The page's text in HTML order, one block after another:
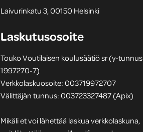
Laivurinkatu 3, 00150 Helsinki
Laskutusosoite
Touko Voutilaisen koulusäätiö sr (y-tunnus
1997270-7)
Verkkolaskuosoite: 003719972707
Välittäjän tunnus: 003723327487 (Apix)
Mikäli et voi lähettää laskua verkkolaskuna,